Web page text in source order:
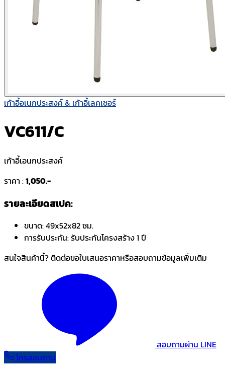
เก้าอี้อเนกประสงค์ & เก้าอี้เลคเชอร์
VC611/C
เก้าอี้เอนกประสงค์
ราคา :1,050.-
รายละเอียดสเปค:
ขนาด:49x52x82 ซม.
การรับประกัน:รับประกันโครงสร้าง 1 ปี
สนใจสินค้านี้? ติดต่อขอใบเสนอราคาหรือสอบถามข้อมูลเพิ่มเติม
สอบถามผ่าน LINE
โทรสอบถาม